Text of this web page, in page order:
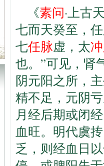
《素问·上古
七而天癸至，
七任脉虚，太
也。”可见，肾
阴元阳之所，
精不足，元阴
月经后期或闭
血旺。明代虞
乏，则经血日